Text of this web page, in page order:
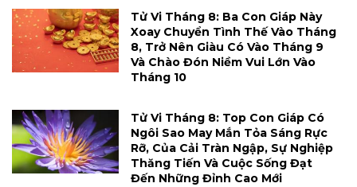
Tử Vi Tháng 8: Ba Con Giáp Này
Xoay Chuyển Tình Thế Vào Tháng
8, Trở Nên Giàu Có Vào Tháng 9
Và Chào Đón Niềm Vui Lớn Vào
Tháng 10
Tử Vi Tháng 8: Top Con Giáp Có
Ngôi Sao May Mắn Tỏa Sáng Rực
Rỡ, Của Cải Tràn Ngập, Sự Nghiệp
Thăng Tiến Và Cuộc Sống Đạt
Đến Những Đỉnh Cao Mới